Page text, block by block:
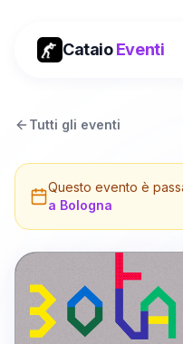
CataioEventi
Tutti gli eventi
Questo evento è
a Bologna